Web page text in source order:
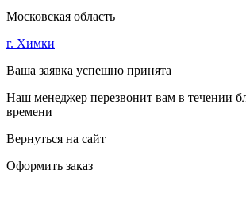
Московская область
г. Химки
Ваша заявка успешно принята
Наш менеджер перезвонит вам в течении
времени
Вернуться на сайт
Оформить заказ